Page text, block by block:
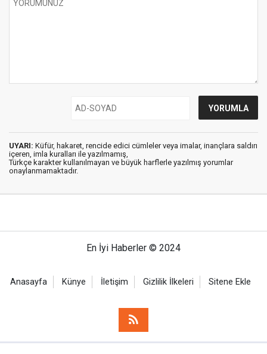
UYARI: Küfür, hakaret, rencide edici cümleler veya imalar, inançlara saldırı
içeren, imla kuralları ile yazılmamış,
Türkçe karakter kullanılmayan ve büyük harflerle yazılmış yorumlar
onaylanmamaktadır.
En İyi Haberler © 2024
Anasayfa Künye İletişim Gizlilik İlkeleri Sitene Ekle